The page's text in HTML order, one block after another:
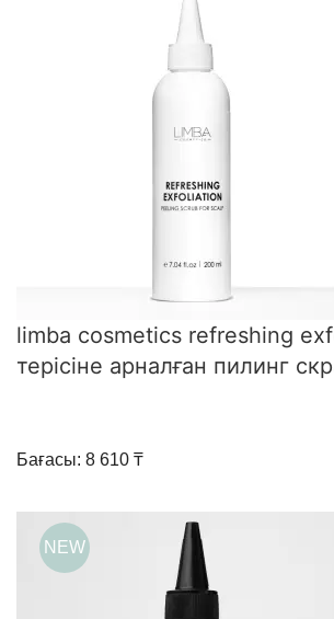
limba cosmetics refreshing
терісіне арналған пилинг
Бағасы: 8 610 ₸
NEW